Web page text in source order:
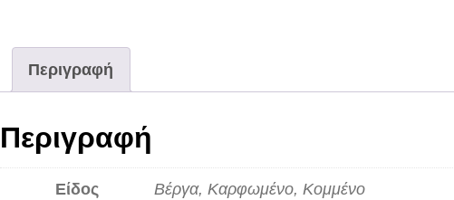
Περιγραφή
Περιγραφή
Είδος Βέργα, Καρφωμένο, Κομμένο